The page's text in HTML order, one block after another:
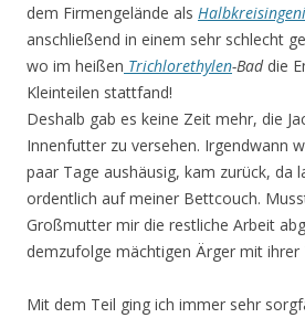
dem Firmengelände als
anschließend in einem sehr schlecht
wo im heißen Trichlorethylen-Bad die
Kleinteilen stattfand!
Deshalb gab es keine Zeit mehr, die
Innenfutter zu versehen. Irgendwann
paar Tage aushäusig, kam zurück, da
ordentlich auf meiner Bettcouch.
Großmutter mir die restliche Arbeit
demzufolge mächtigen Ärger mit ihrer
Mit dem Teil ging ich immer sehr